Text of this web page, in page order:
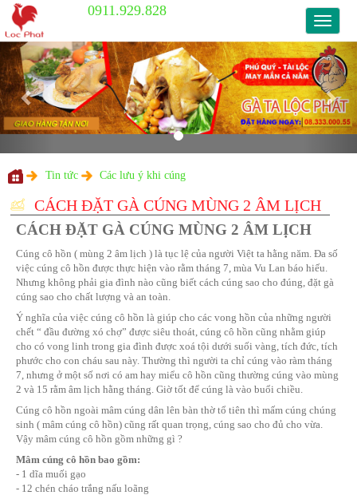
0911.929.828
Previous
Tin tức Các lưu ý khi cúng
CÁCH ĐẶT GÀ CÚNG MÙNG 2
CÁCH ĐẶT GÀ CÚNG MÙNG 2 ÂM
Cúng cô hồn ( mùng 2 âm lịch ) là tục lệ của người Việt ta
việc cúng cô hồn được thực hiện vào rằm tháng 7, mùa Vu
Nhưng không phải gia đình nào cũng biết cách cúng sao cho
cúng sao cho chất lượng và an toàn.
Ý nghĩa của việc cúng cô hồn là giúp cho các vong hồn của
chết “ đầu đường xó chợ” được siêu thoát, cúng cô hồn cũng
cho có vong linh trong gia đình được xoá tội dưới suối vàng,
7, nhưng ở một số nơi có am hay miểu cô hồn cũng thường
2 và 15 rằm âm lịch hằng tháng. Giờ tốt để cúng là vào buổi